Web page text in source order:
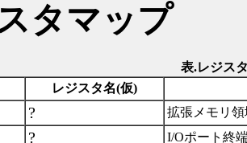
タマップ
表.レジス
レジスタ名(仮)
?
拡張メモリ領
? I/Oポート終